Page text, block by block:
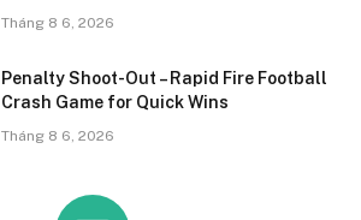
Tháng 8 6, 2026
Penalty Shoot-Out – Rapid Fire Football
Crash Game for Quick Wins
Tháng 8 6, 2026